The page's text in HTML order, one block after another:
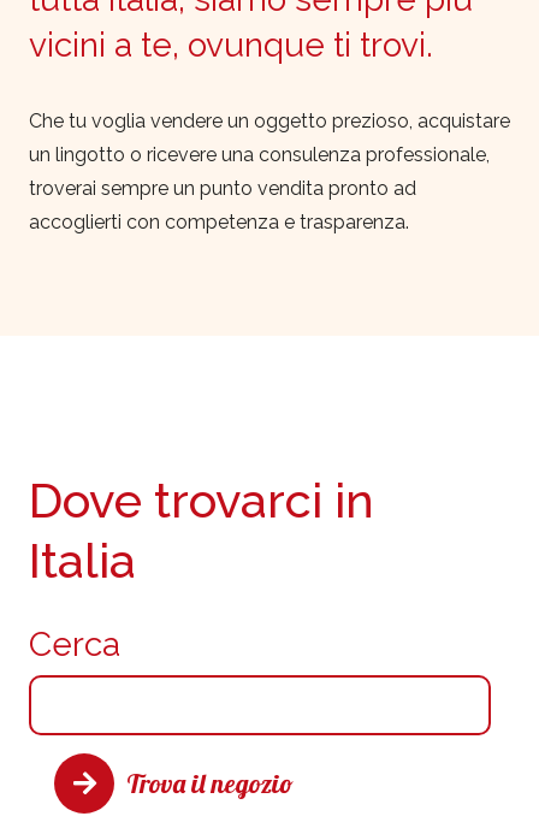
vicini a te, ovunque ti trovi.
Che tu voglia vendere un oggetto prezioso, acquistare
un lingotto o ricevere una consulenza professionale,
troverai sempre un punto vendita pronto ad
accoglierti con competenza e trasparenza.
Cerca
Trova il negozio
Dove trovarci in
Italia